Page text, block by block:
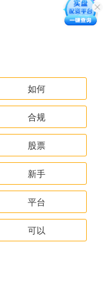
如何
合规
股票
新手
平台
可以